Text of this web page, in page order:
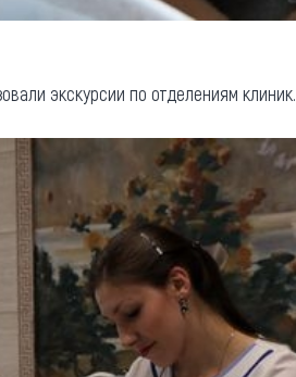
экскурсии по отделениям клиник.